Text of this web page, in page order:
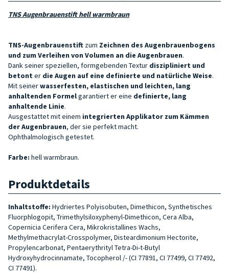
TNS Augenbrauenstift hell warmbraun
TNS-Augenbrauenstift zum Zeichnen des Augenbrauenbogens
und zum Verleihen von Volumen an die Augenbrauen.
Dank seiner speziellen, formgebenden Textur diszipliniert und
betont er die Augen auf eine definierte und natürliche Weise.
Mit seinerwasserfesten, elastischen und leichten, lang
anhaltenden Formelgarantiert er eine definierte, lang
anhaltende Linie.
Ausgestattet mit einem integrierten Applikator zum Kämmen
der Augenbrauen, der sie perfekt macht.
Ophthalmologisch getestet.
Farbe: hell warmbraun.
Produktdetails
Inhaltstoffe: Hydriertes Polyisobuten, Dimethicon, Synthetisches
Fluorphlogopit, Trimethylsiloxyphenyl-Dimethicon, Cera Alba,
Copernicia Cerifera Cera, Mikrokristallines Wachs,
Methylmethacrylat-Crosspolymer, Disteardimonium Hectorite,
Propylencarbonat, Pentaerythrityl Tetra-Di-t-Butyl
Hydroxyhydrocinnamate, Tocopherol /- (CI 77891, CI 77499, CI 77492,
CI 77491).